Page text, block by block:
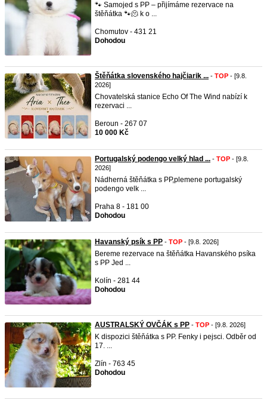
🐾 Samojed s PP – přijímáme rezervace na
štěňátka 🐾🫠 k o ...
Chomutov - 431 21
Dohodou
Štěňátka slovenského hajčiarik ... - TOP - [9.8.
2026]
Chovatelská stanice Echo Of The Wind nabízí k
rezervaci ...
Beroun - 267 07
10 000 Kč
Portugalský podengo velký hlad ... - TOP - [9.8.
2026]
Nádherná štěňátka s PP,plemene portugalský
podengo velk ...
Praha 8 - 181 00
Dohodou
Havanský psík s PP - TOP - [9.8. 2026]
Bereme rezervace na štěňátka Havanského psíka
s PP Jed ...
Kolín - 281 44
Dohodou
AUSTRALSKÝ OVČÁK s PP - TOP - [9.8. 2026]
K dispozici štěňátka s PP. Fenky i pejsci. Odběr od
17. ...
Zlín - 763 45
Dohodou